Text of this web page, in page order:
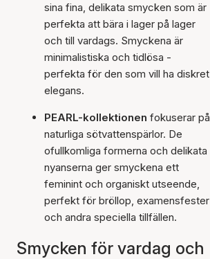
sina fina, delikata smycken som är
perfekta att bära i lager på lager
och till vardags. Smyckena är
minimalistiska och tidlösa -
perfekta för den som vill ha diskret
elegans.
PEARL-kollektionen fokuserar på
naturliga sötvattenspärlor. De
ofullkomliga formerna och delikata
nyanserna ger smyckena ett
feminint och organiskt utseende,
perfekt för bröllop, examensfester
och andra speciella tillfällen.
Smycken för vardag och